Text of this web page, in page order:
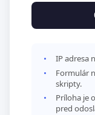
IP adresa
Formulár
skripty.
Príloha je
pred